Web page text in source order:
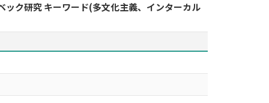
ク研究 キーワード(多文化主義、インターカル